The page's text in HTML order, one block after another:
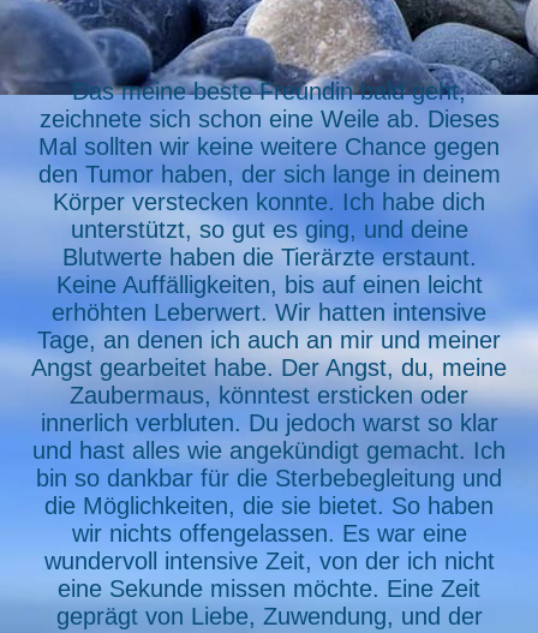
Paula und ich schmusen
Das meine beste Freundin bald geht,
zeichnete sich schon eine Weile ab. Dieses
Mal sollten wir keine weitere Chance gegen
den Tumor haben, der sich lange in deinem
Körper verstecken konnte. Ich habe dich
unterstützt, so gut es ging, und deine
Blutwerte haben die Tierärzte erstaunt.
Keine Auffälligkeiten, bis auf einen leicht
erhöhten Leberwert. Wir hatten intensive
Tage, an denen ich auch an mir und meiner
Angst gearbeitet habe. Der Angst, du, meine
Zaubermaus, könntest ersticken oder
innerlich verbluten. Du jedoch warst so klar
und hast alles wie angekündigt gemacht. Ich
bin so dankbar für die Sterbebegleitung und
die Möglichkeiten, die sie bietet. So haben
wir nichts offengelassen. Es war eine
wundervoll intensive Zeit, von der ich nicht
eine Sekunde missen möchte. Eine Zeit
geprägt von Liebe, Zuwendung, und der